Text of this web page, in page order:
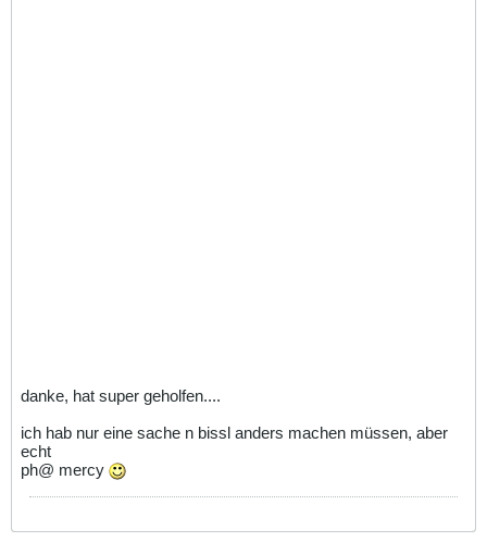
danke, hat super geholfen....
ich hab nur eine sache n bissl anders machen müssen, aber
echt
ph@ mercy